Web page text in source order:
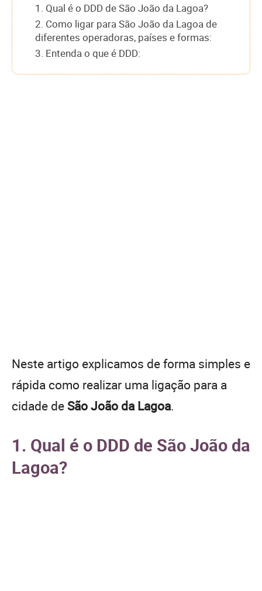
1. Qual é o DDD de São João da Lagoa?
2. Como ligar para São João da Lagoa de
diferentes operadoras, países e formas:
3. Entenda o que é DDD:
Neste artigo explicamos de forma simples e
rápida como realizar uma ligação para a
cidade de São João da Lagoa.
1. Qual é o DDD de São João da
Lagoa?